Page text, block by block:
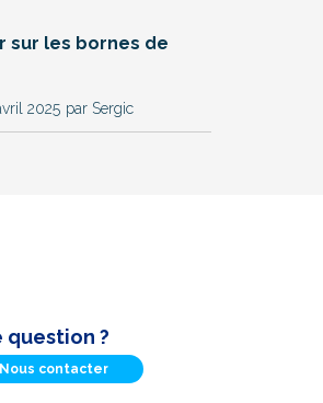
sur les bornes de
par Sergic
2025
question ?
Nous contacter